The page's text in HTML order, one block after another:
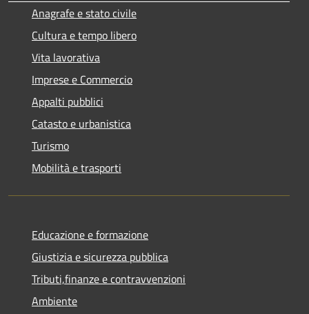
Anagrafe e stato civile
Cultura e tempo libero
Vita lavorativa
Imprese e Commercio
Appalti pubblici
Catasto e urbanistica
Turismo
Mobilità e trasporti
Educazione e formazione
Giustizia e sicurezza pubblica
Tributi,finanze e contravvenzioni
Ambiente